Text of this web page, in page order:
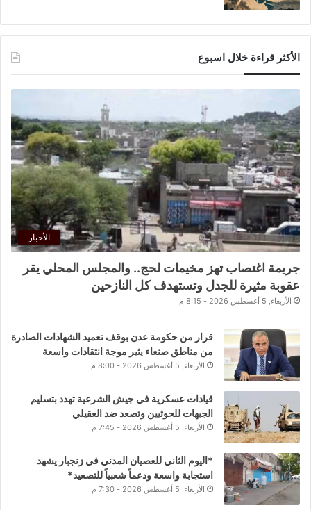
الأكثر قراءة خلال اسبوع
الأخبار
جريمة اغتصاب تهز مخيمات لحج.. والمجلس المحلي يقر
عقوبة مثيرة للجدل وتستهدف كل النازحين
الأربعاء, 5 أغسطس 2026 - 8:15 م
قرار من حكومة عدن بوقف تعميد الشهادات الصادرة
من مناطق صنعاء يثير موجة انتقادات واسعة
الأربعاء, 5 أغسطس 2026 - 8:00 م
قيادات عسكرية في جيش الشرعية تهدد بتسليم
الجبهات للحوثيين وتصعد ضد العقيلي
الأربعاء, 5 أغسطس 2026 - 7:45 م
*اليوم الثاني للعصيان المدني في زنجبار يشهد
استجابة واسعة ودعماً شعبياً للتصعيد*
الأربعاء, 5 أغسطس 2026 - 7:30 م